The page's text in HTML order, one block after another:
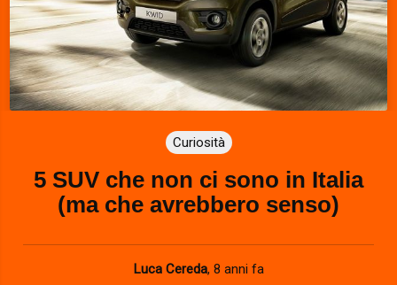
Curiosità
5 SUV che non ci sono in Italia
(ma che avrebbero senso)
Luca Cereda, 8 anni fa